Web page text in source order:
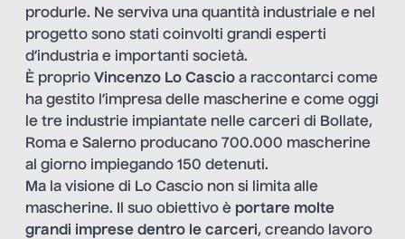
produrle. Ne serviva una quantità industriale e nel
progetto sono stati coinvolti grandi esperti
d’industria e importanti società.
È proprio Vincenzo Lo Cascio a raccontarci come
ha gestito l’impresa delle mascherine e come oggi
le tre industrie impiantate nelle carceri di Bollate,
Roma e Salerno producano 700.000 mascherine
al giorno impiegando 150 detenuti.
Ma la visione di Lo Cascio non si limita alle
mascherine. Il suo obiettivo è portare molte
grandi imprese dentro le carceri, creando lavoro